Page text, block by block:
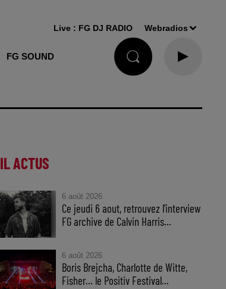
FG SOUND
Live : FG DJ RADIO Webradios
ACTUS
6 août 2026
Ce jeudi 6 aout, retrouvez l'interview
FG archive de Calvin Harris...
6 août 2026
Boris Brejcha, Charlotte de Witte,
Fisher… le Positiv Festival...